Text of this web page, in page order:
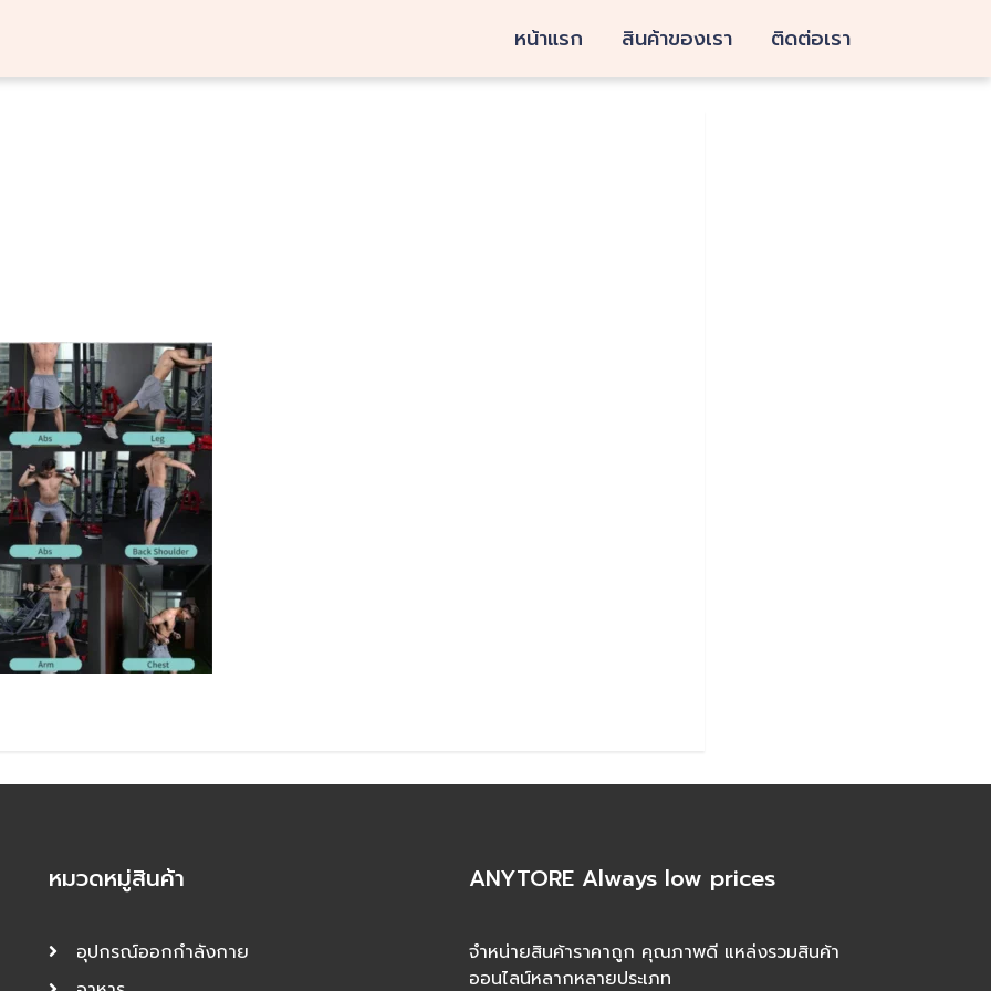
หน้าแรก สินค้าของเรา ติดต่อเรา
หมวดหมู่สินค้า
อุปกรณ์ออกกำลังกาย
ANYTORE Always low prices
จำหน่ายสินค้าราคาถูก คุณภาพดี แหล่งรวมสินค้า
ออนไลน์หลากหลายประเภท